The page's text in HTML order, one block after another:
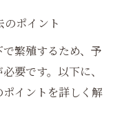
ポイント
繁殖するため、予
要です。以下に、
イントを詳しく解